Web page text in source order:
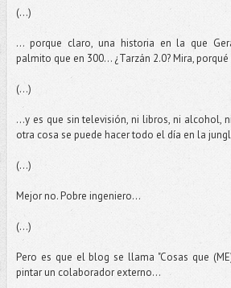
(...)
... porque claro, una historia en la que
palmito que en 300... ¿Tarzán 2.0? Mira, porqué
(...)
...y es que sin televisión, ni libros, ni alcohol,
otra cosa se puede hacer todo el día en la
(...)
Mejor no. Pobre ingeniero...
(...)
Pero es que el blog se llama "Cosas que
pintar un colaborador externo...